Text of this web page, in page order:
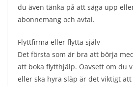
du även tänka på att säga upp
abonnemang och avtal.
Flyttfirma eller flytta själv
Det första som är bra att börja
att boka flytthjälp. Oavsett om du
eller ska hyra släp är det viktigt